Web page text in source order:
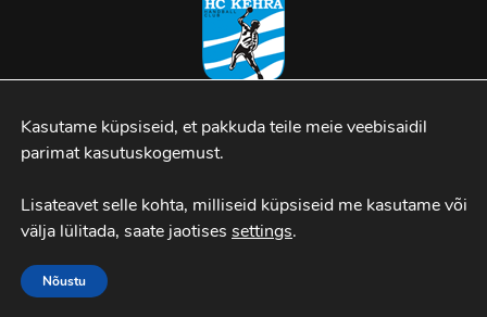
Spordi 2b, Kehra
MTÜ Kehra Käsipall
Kasutame küpsiseid, et pakkuda teile meie veebisaidil
parimat kasutuskogemust.
Lisateavet selle kohta, milliseid küpsiseid me kasutame või
välja lülitada, saate jaotises settings.
Nõustu